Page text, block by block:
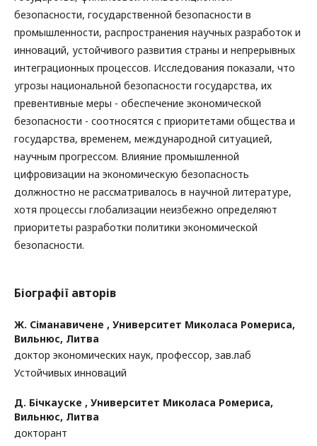
безопасности, государственной безопасности в
промышленности, распространения научных разработок и
инноваций, устойчивого развития страны и непрерывных
интеграционных процессов. Исследования показали, что
угрозы национальной безопасности государства, их
превентивные меры - обеспечение экономической
безопасности - соотносятся с приоритетами общества и
государства, временем, международной ситуацией,
научным прогрессом. Влияние промышленной
цифровизации на экономическую безопасность
должностно не рассматривалось в научной литературе,
хотя процессы глобализации неизбежно определяют
приоритеты разработки политики экономической
безопасности.
Біографії авторів
Ж. Сіманавичене , Университет Миколаса Ромериса,
Вильнюс, Литва
доктор экономических наук, профессор, зав.лаб
Устойчивых инноваций
Д. Бічкауске , Университет Миколаса Ромериса,
Вильнюс, Литва
докторант